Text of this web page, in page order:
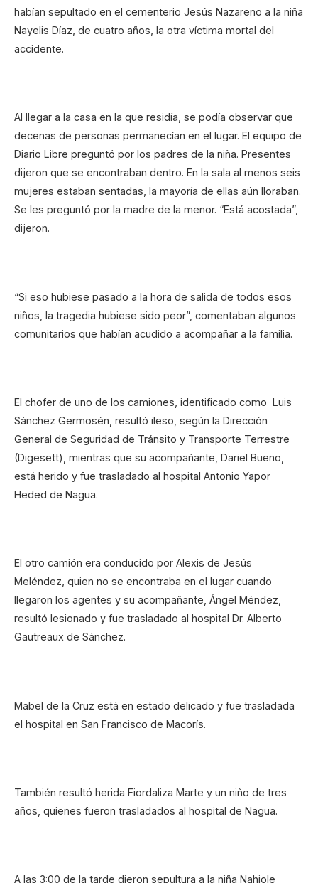
habían sepultado en el cementerio Jesús Nazareno a la niña
Nayelis Díaz, de cuatro años, la otra víctima mortal del
accidente.
Al llegar a la casa en la que residía, se podía observar que
decenas de personas permanecían en el lugar. El equipo de
Diario Libre preguntó por los padres de la niña. Presentes
dijeron que se encontraban dentro. En la sala al menos seis
mujeres estaban sentadas, la mayoría de ellas aún lloraban.
Se les preguntó por la madre de la menor. “Está acostada”,
dijeron.
“Si eso hubiese pasado a la hora de salida de todos esos
niños, la tragedia hubiese sido peor”, comentaban algunos
comunitarios que habían acudido a acompañar a la familia.
El chofer de uno de los camiones, identificado como Luis
Sánchez Germosén, resultó ileso, según la Dirección
General de Seguridad de Tránsito y Transporte Terrestre
(Digesett), mientras que su acompañante, Dariel Bueno,
está herido y fue trasladado al hospital Antonio Yapor
Heded de Nagua.
El otro camión era conducido por Alexis de Jesús
Meléndez, quien no se encontraba en el lugar cuando
llegaron los agentes y su acompañante, Ángel Méndez,
resultó lesionado y fue trasladado al hospital Dr. Alberto
Gautreaux de Sánchez.
Mabel de la Cruz está en estado delicado y fue trasladada
el hospital en San Francisco de Macorís.
También resultó herida Fiordaliza Marte y un niño de tres
años, quienes fueron trasladados al hospital de Nagua.
A las 3:00 de la tarde dieron sepultura a la niña Nahiole